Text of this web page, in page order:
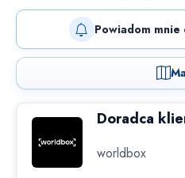
Powiadom
worldbox